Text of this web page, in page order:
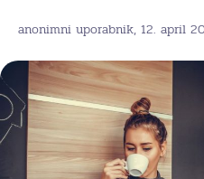
anonimni uporabnik, 12. april